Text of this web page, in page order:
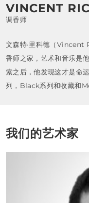
VINCENT
调香师
文森特·里科德（Vincent
香师之家，艺术和音乐是
索之后，他发现这才是命
列，Black系列和收藏和
我们的艺术家